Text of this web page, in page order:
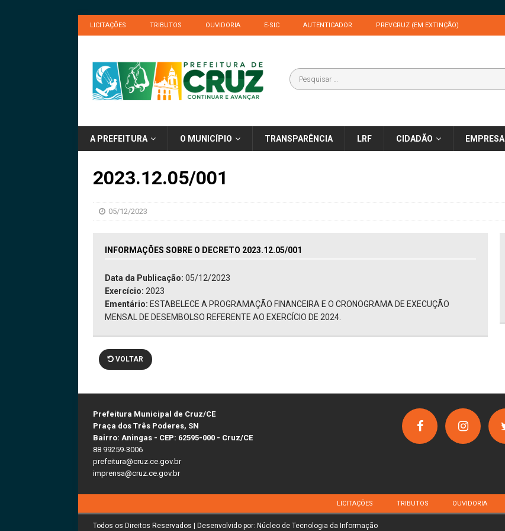
LICITAÇÕES TRIBUTOS OUVIDORIA E-SIC AUTENTICADOR PREVCRUZ (EM EXTINÇÃO)
A PREFEITURA O MUNICÍPIO TRANSPARÊNCIA LRF CIDADÃO EMPRESA
2023.12.05/001
05/12/2023
INFORMAÇÕES SOBRE O DECRETO 2023.12.05/001
Data da Publicação: 05/12/2023
Exercício: 2023
Ementário: ESTABELECE A PROGRAMAÇÃO FINANCEIRA E O CRONOGRAMA DE EXECUÇÃO
MENSAL DE DESEMBOLSO REFERENTE AO EXERCÍCIO DE 2024.
VOLTAR
Prefeitura Municipal de Cruz/CE
Praça dos Três Poderes, SN
Bairro: Aningas - CEP: 62595-000 - Cruz/CE
88 99259-3006
prefeitura@cruz.ce.gov.br
imprensa@cruz.ce.gov.br
LICITAÇÕES TRIBUTOS OUVIDORIA
Todos os Direitos Reservados | Desenvolvido por: Núcleo de Tecnologia da Informação